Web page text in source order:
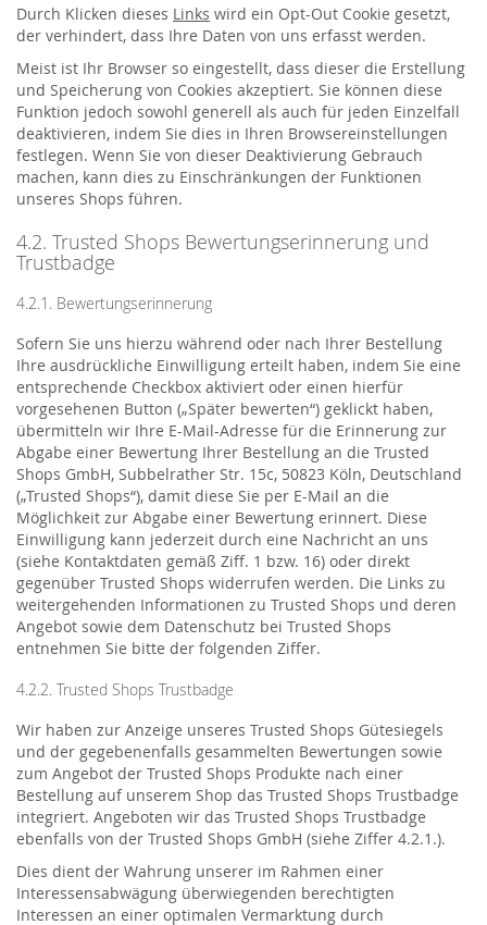
Durch Klicken dieses Links wird ein Opt-Out Cookie gesetzt,
der verhindert, dass Ihre Daten von uns erfasst werden.
Meist ist Ihr Browser so eingestellt, dass dieser die Erstellung
und Speicherung von Cookies akzeptiert. Sie können diese
Funktion jedoch sowohl generell als auch für jeden Einzelfall
deaktivieren, indem Sie dies in Ihren Browsereinstellungen
festlegen. Wenn Sie von dieser Deaktivierung Gebrauch
machen, kann dies zu Einschränkungen der Funktionen
unseres Shops führen.
4.2. Trusted Shops Bewertungserinnerung und
Trustbadge
4.2.1. Bewertungserinnerung
Sofern Sie uns hierzu während oder nach Ihrer Bestellung
Ihre ausdrückliche Einwilligung erteilt haben, indem Sie eine
entsprechende Checkbox aktiviert oder einen hierfür
vorgesehenen Button („Später bewerten“) geklickt haben,
übermitteln wir Ihre E-Mail-Adresse für die Erinnerung zur
Abgabe einer Bewertung Ihrer Bestellung an die Trusted
Shops GmbH, Subbelrather Str. 15c, 50823 Köln, Deutschland
(„Trusted Shops“), damit diese Sie per E-Mail an die
Möglichkeit zur Abgabe einer Bewertung erinnert. Diese
Einwilligung kann jederzeit durch eine Nachricht an uns
(siehe Kontaktdaten gemäß Ziff. 1 bzw. 16) oder direkt
gegenüber Trusted Shops widerrufen werden. Die Links zu
weitergehenden Informationen zu Trusted Shops und deren
Angebot sowie dem Datenschutz bei Trusted Shops
entnehmen Sie bitte der folgenden Ziffer.
4.2.2. Trusted Shops Trustbadge
Wir haben zur Anzeige unseres Trusted Shops Gütesiegels
und der gegebenenfalls gesammelten Bewertungen sowie
zum Angebot der Trusted Shops Produkte nach einer
Bestellung auf unserem Shop das Trusted Shops Trustbadge
integriert. Angeboten wir das Trusted Shops Trustbadge
ebenfalls von der Trusted Shops GmbH (siehe Ziffer 4.2.1.).
Dies dient der Wahrung unserer im Rahmen einer
Interessensabwägung überwiegenden berechtigten
Interessen an einer optimalen Vermarktung durch